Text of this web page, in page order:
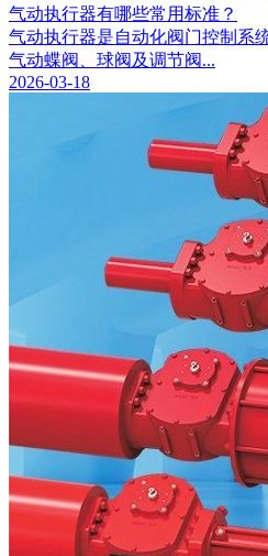
气动执行器有哪些常用标准？
气动执行器是自动化阀门控制系
气动蝶阀、球阀及调节阀...
2026-03-18